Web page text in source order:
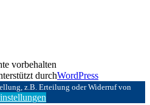
vorbehalten
durchWordPress
z.B. Erteilung oder Widerruf von